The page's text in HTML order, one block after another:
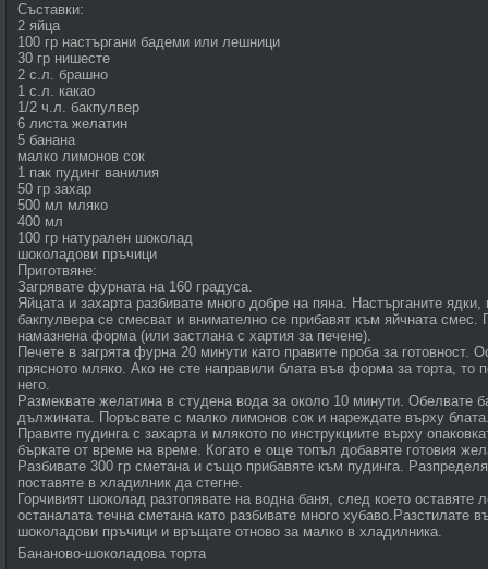
Съставки:
2 яйца
100 гр настъргани бадеми или лешници
30 гр нишесте
2 с.л. брашно
1 с.л. какао
1/2 ч.л. бакпулвер
6 листа желатин
5 банана
малко лимонов сок
1 пак пудинг ванилия
50 гр захар
500 мл мляко
400 мл
100 гр натурален шоколад
шоколадови пръчици
Приготвяне:
Загрявате фурната на 160 градуса.
Яйцата и захарта разбивате много добре на пяна. Настърганите
бакпулвера се смесват и внимателно се прибавят към яйчната смес.
намазнена форма (или застлана с хартия за печене).
Печете в загрята фурна 20 минути като правите проба за готовност.
прясното мляко. Ако не сте направили блата във форма за торта, то
него.
Размеквате желатина в студена вода за около 10 минути. Обелвате
дължината. Поръсвате с малко лимонов сок и нареждате върху
Правите пудинга с захарта и млякото по инструкциите върху
бъркате от време на време. Когато е още топъл добавяте готовия
Разбивате 300 гр сметана и също прибавяте към пудинга.
поставяте в хладилник да стегне.
Горчивият шоколад разтопявате на водна баня, след което оставяте
останалата течна сметана като разбивате много хубаво.Разстилате
шоколадови пръчици и връщате отново за малко в хладилника.
Бананово-шоколадова торта